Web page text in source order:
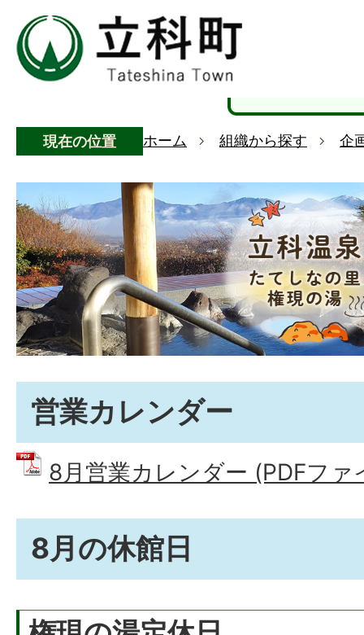
現在の位置 ホーム 組織から探す 企
権
現
の
湯
営業カレンダー
8月営業カレンダー (PDFフ
8月の休館日